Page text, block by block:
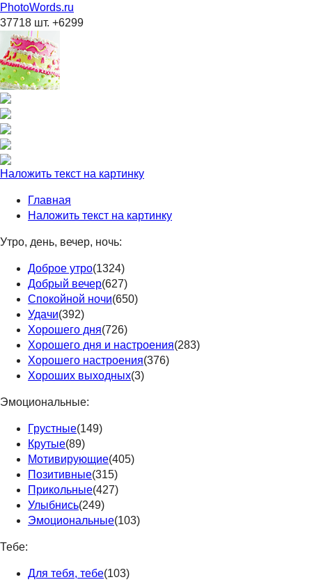
PhotoWords.ru
37718 шт. +6299
Наложить текст на картинку
Главная
Наложить текст на картинку
Утро, день, вечер, ночь:
Доброе утро(1324)
Добрый вечер(627)
Спокойной ночи(650)
Удачи(392)
Хорошего дня(726)
Хорошего дня и настроения(283)
Хорошего настроения(376)
Хороших выходных(3)
Эмоциональные:
Грустные(149)
Крутые(89)
Мотивирующие(405)
Позитивные(315)
Прикольные(427)
Улыбнись(249)
Эмоциональные(103)
Тебе:
Для тебя, тебе(103)